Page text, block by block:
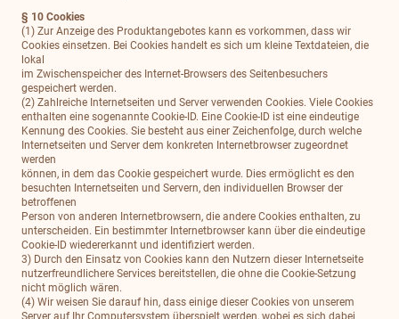
§ 10 Cookies
(1) Zur Anzeige des Produktangebotes kann es vorkommen, dass wir
Cookies einsetzen. Bei Cookies handelt es sich um kleine Textdateien, die
lokal
im Zwischenspeicher des Internet-Browsers des Seitenbesuchers
gespeichert werden.
(2) Zahlreiche Internetseiten und Server verwenden Cookies. Viele Cookies
enthalten eine sogenannte Cookie-ID. Eine Cookie-ID ist eine eindeutige
Kennung des Cookies. Sie besteht aus einer Zeichenfolge, durch welche
Internetseiten und Server dem konkreten Internetbrowser zugeordnet
werden
können, in dem das Cookie gespeichert wurde. Dies ermöglicht es den
besuchten Internetseiten und Servern, den individuellen Browser der
betroffenen
Person von anderen Internetbrowsern, die andere Cookies enthalten, zu
unterscheiden. Ein bestimmter Internetbrowser kann über die eindeutige
Cookie-ID wiedererkannt und identifiziert werden.
3) Durch den Einsatz von Cookies kann den Nutzern dieser Internetseite
nutzerfreundlichere Services bereitstellen, die ohne die Cookie-Setzung
nicht möglich wären.
(4) Wir weisen Sie darauf hin, dass einige dieser Cookies von unserem